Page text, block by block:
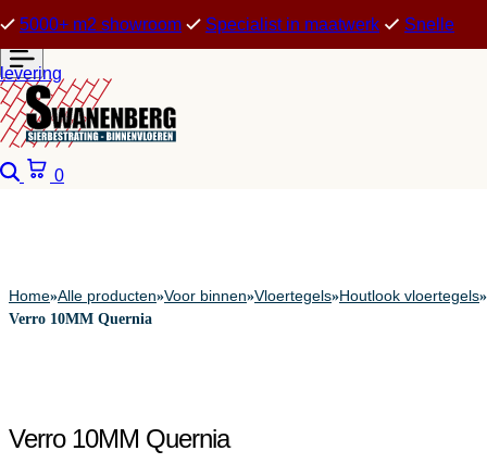
5000+ m2 showroom Specialist in maatwerk Snelle
levering
Zoeken
0
Home»Alle producten»Voor binnen»Vloertegels»Houtlook vloertegels»
Verro 10MM Quernia
Verro 10MM Quernia